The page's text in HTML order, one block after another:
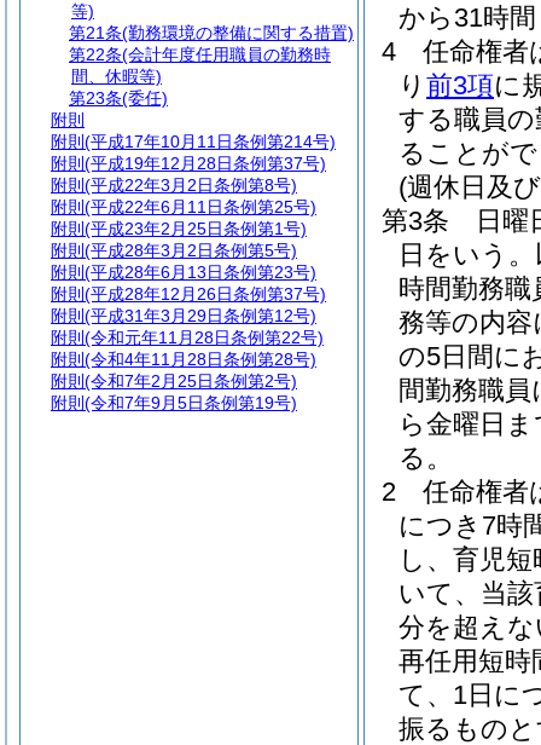
から31時
4
任命権者
り 前3項に
する職員
ることが
(週休日及
第3条
日曜
日をいう
時間勤務
務等の内
の5日間に
間勤務職
ら金曜日
る。
2
任命権者
につき7時
し、育児
いて、当
分を超え
再任用短
て、1日に
振るもの
等)
第21条(勤務環境の整備に関する措置)
第22条(会計年度任用職員の勤務時
間、休暇等)
第23条(委任)
附則
附則 (平成17年10月11日条例第214号)
附則 (平成19年12月28日条例第37号)
附則 (平成22年3月2日条例第8号)
附則 (平成22年6月11日条例第25号)
附則 (平成23年2月25日条例第1号)
附則 (平成28年3月2日条例第5号)
附則 (平成28年6月13日条例第23号)
附則 (平成28年12月26日条例第37号)
附則 (平成31年3月29日条例第12号)
附則 (令和元年11月28日条例第22号)
附則 (令和4年11月28日条例第28号)
附則 (令和7年2月25日条例第2号)
附則 (令和7年9月5日条例第19号)